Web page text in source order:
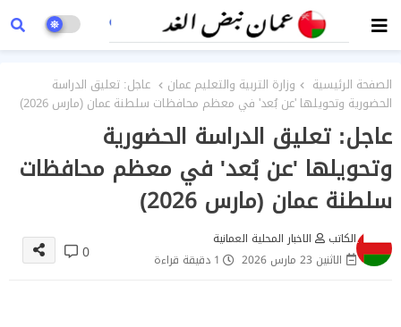
الصفحة الرئيسية وزارة التربية والتعليم عمان
عاجل: تعليق الدراسة
الحضورية وتحويلها 'عن بُعد' في معظم محافظات سلطنة عمان (مارس 2026)
عاجل: تعليق الدراسة الحضورية
وتحويلها 'عن بُعد' في معظم محافظات
سلطنة عمان (مارس 2026)
الكاتب
الاخبار المحلية العمانية
الاثنين 23 مارس 2026
1 دقيقة قراءة 0